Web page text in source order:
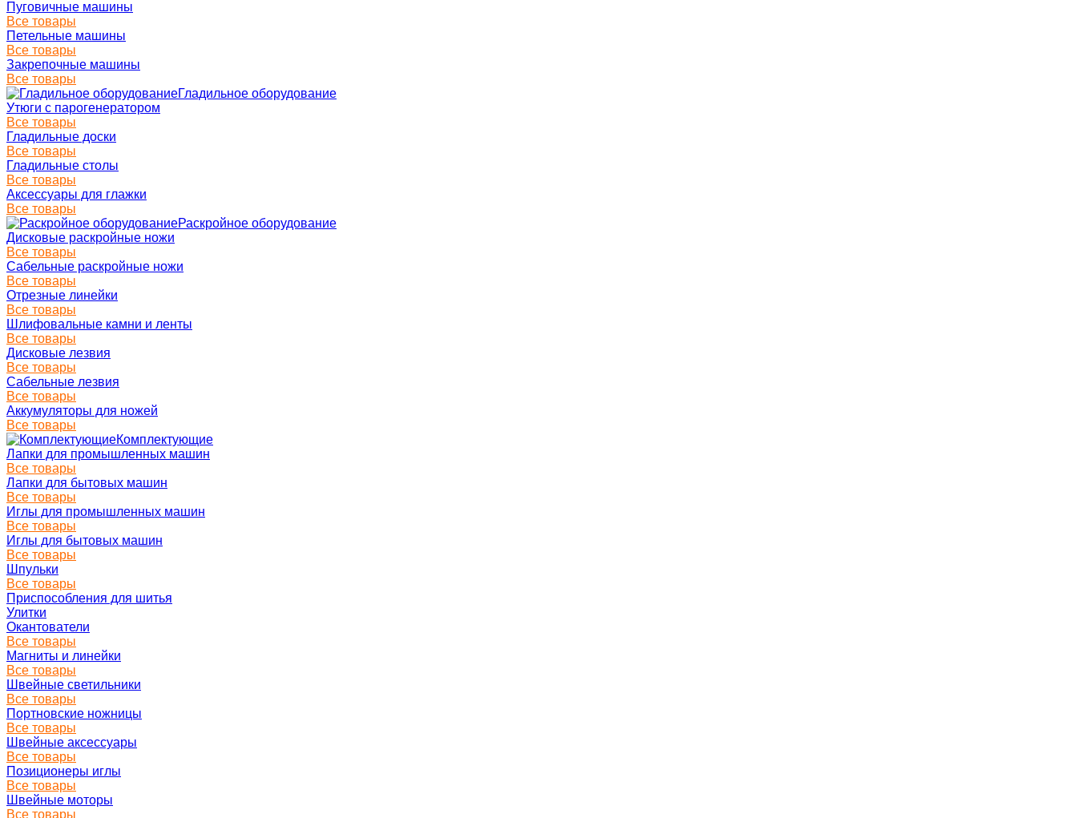
Пуговичные машины
Все товары
Петельные машины
Все товары
Закрепочные машины
Все товары
Гладильное оборудование
Утюги с парогенератором
Все товары
Гладильные доски
Все товары
Гладильные столы
Все товары
Аксессуары для глажки
Все товары
Раскройное оборудование
Дисковые раскройные ножи
Все товары
Сабельные раскройные ножи
Все товары
Отрезные линейки
Все товары
Шлифовальные камни и ленты
Все товары
Дисковые лезвия
Все товары
Сабельные лезвия
Все товары
Аккумуляторы для ножей
Все товары
Комплектующие
Лапки для промышленных машин
Все товары
Лапки для бытовых машин
Все товары
Иглы для промышленных машин
Все товары
Иглы для бытовых машин
Все товары
Шпульки
Все товары
Приспособления для шитья
Улитки
Окантователи
Все товары
Магниты и линейки
Все товары
Швейные светильники
Все товары
Портновские ножницы
Все товары
Швейные аксессуары
Все товары
Позиционеры иглы
Все товары
Швейные моторы
Все товары